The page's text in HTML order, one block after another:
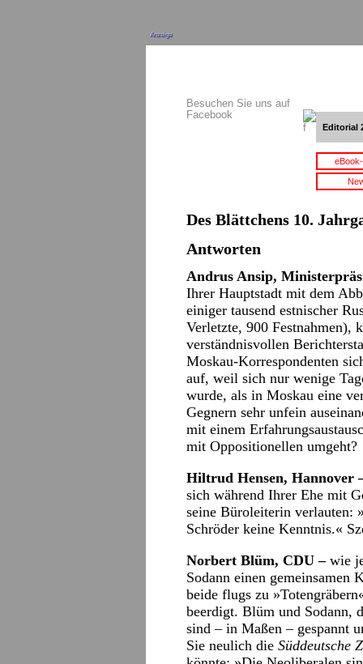
Anzeige
Besuchen Sie uns auf
Facebook
Editorial
Des Blättchens 10.
Antworten
Andrus Ansip,
Ihrer Hauptstadt mit dem
einiger tausend estnischer
Verletzte, 900 Festnahmen),
verständnisvollen
Moskau-Korrespondenten
auf, weil sich nur wenige
wurde, als in Moskau eine
Gegnern sehr unfein
mit einem
mit Oppositionellen umgeht?
Hiltrud Hensen, Hannover
sich während Ihrer Ehe mit
seine Büroleiterin verlauten:
Schröder keine Kenntnis.«
Norbert Blüm, CDU – wie
Sodann einen
beide flugs zu
beerdigt. Blüm und Sodann,
sind – in Maßen – gespannt
Sie neulich die Süddeutsche